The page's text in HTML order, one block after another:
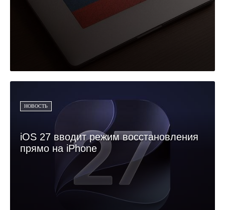
НОВОСТЬ
iOS 27 вводит режим восстановления
прямо на iPhone